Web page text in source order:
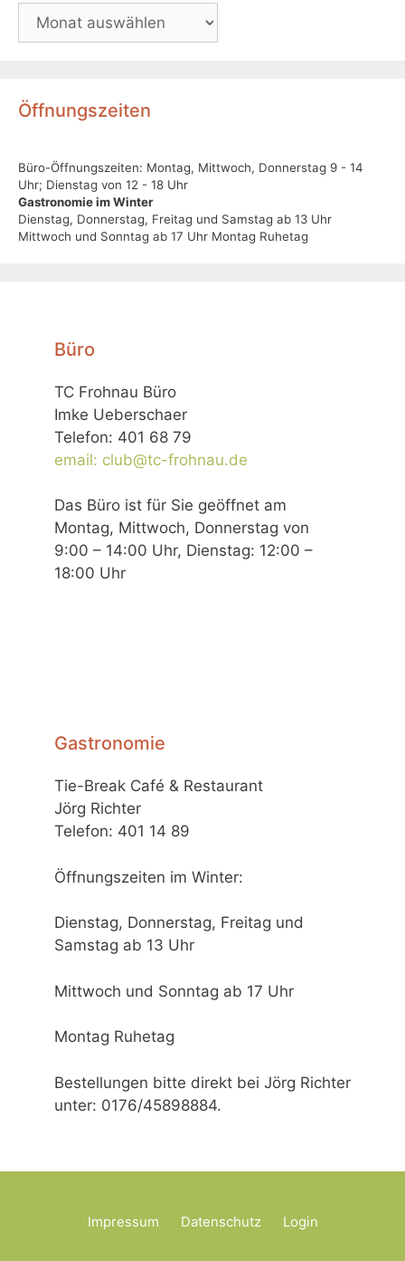
Öffnungszeiten
Büro-Öffnungszeiten: Montag, Mittwoch, Donnerstag 9 - 14
Uhr; Dienstag von 12 - 18 Uhr
Gastronomie im Winter
Dienstag, Donnerstag, Freitag und Samstag ab 13 Uhr
Mittwoch und Sonntag ab 17 Uhr Montag Ruhetag
Büro
TC Frohnau Büro
Imke Ueberschaer
Telefon: 401 68 79
email: club@tc-frohnau.de
Das Büro ist für Sie geöffnet am
Montag, Mittwoch, Donnerstag von
9:00 – 14:00 Uhr, Dienstag: 12:00 –
18:00 Uhr
Gastronomie
Tie-Break Café & Restaurant
Jörg Richter
Telefon: 401 14 89
Öffnungszeiten im Winter:
Dienstag, Donnerstag, Freitag und
Samstag ab 13 Uhr
Mittwoch und Sonntag ab 17 Uhr
Montag Ruhetag
Bestellungen bitte direkt bei Jörg Richter
unter: 0176/45898884.
Impressum Datenschutz Login